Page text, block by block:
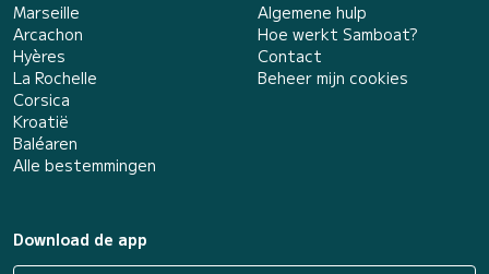
Marseille
Arcachon
Hyères
La Rochelle
Corsica
Kroatië
Baléaren
Alle bestemmingen
Algemene hulp
Hoe werkt Samboat?
Contact
Beheer mijn cookies
Download de app